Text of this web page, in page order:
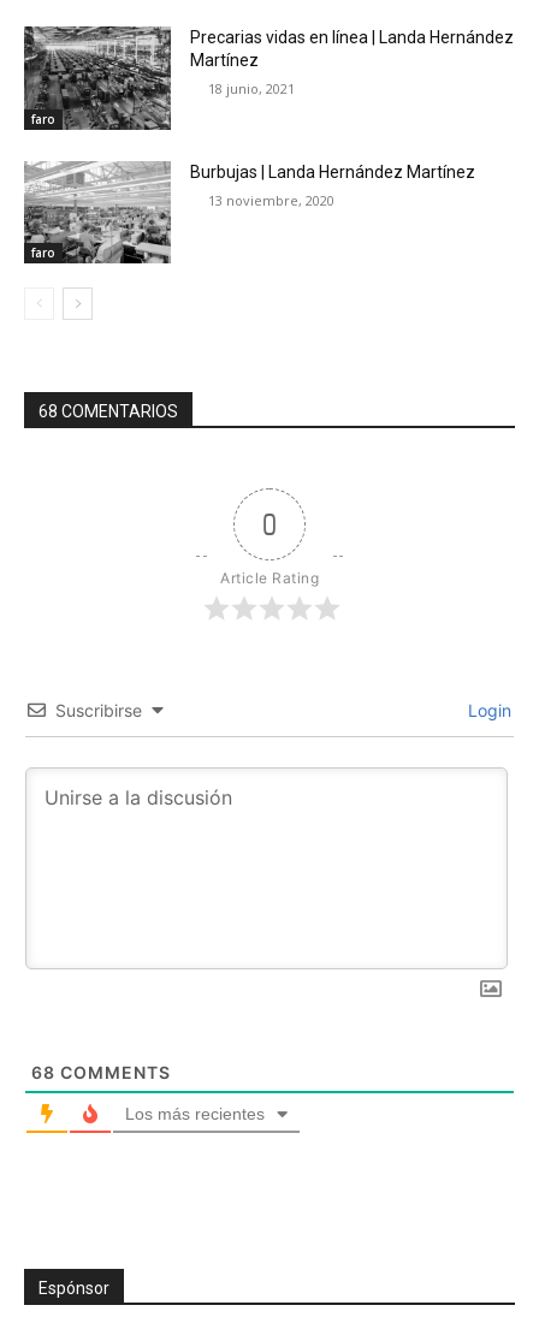
faro
Precarias vidas en línea | Landa Hernández
Martínez
18 junio, 2021
faro
Burbujas | Landa Hernández Martínez
13 noviembre, 2020
68 COMENTARIOS
0
Article Rating
Suscribirse Login
68 COMMENTS
Los más recientes
Espónsor